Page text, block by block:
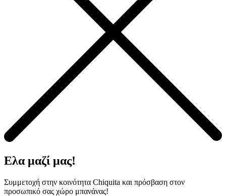
Ελα μαζί μας!
Συμμετοχή στην κοινότητα Chiquita και πρόσβαση στον
προσωπικό σας χώρο μπανάνας!